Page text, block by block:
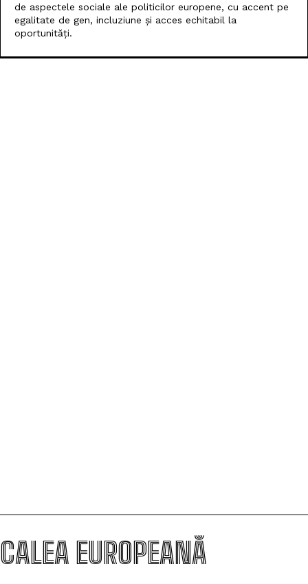
de aspectele sociale ale politicilor europene, cu accent pe
egalitate de gen, incluziune și acces echitabil la
oportunități.
CALEA EUROPEANĂ